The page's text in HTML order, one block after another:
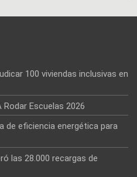
100 viviendas inclusivas en
Escuelas 2026
de eficiencia energética para
las 28.000 recargas de